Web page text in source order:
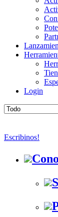
Login
Escribinos!